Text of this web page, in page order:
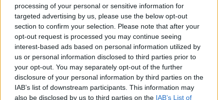
processing of your personal or sensitive information for
targeted advertising by us, please use the below opt-out
section to confirm your selection. Please note that after your
opt-out request is processed you may continue seeing
interest-based ads based on personal information utilized by
us or personal information disclosed to third parties prior to
your opt-out. You may separately opt-out of the further
disclosure of your personal information by third parties on the
IAB’s list of downstream participants. This information may
also be disclosed by us to third parties on the IAB’s List of